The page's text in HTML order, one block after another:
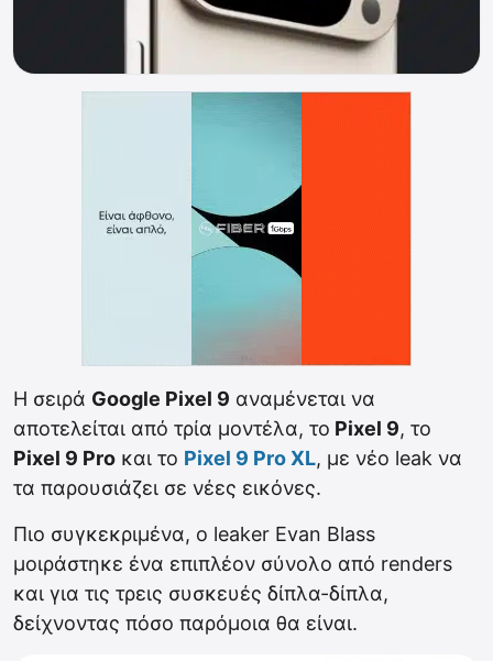
Η σειρά Google Pixel 9 αναμένεται να
αποτελείται από τρία μοντέλα, το Pixel 9, το
Pixel 9 Pro και το Pixel 9 Pro XL, με νέο leak να
τα παρουσιάζει σε νέες εικόνες.
Πιο συγκεκριμένα, ο leaker Evan Blass
μοιράστηκε ένα επιπλέον σύνολο από renders
και για τις τρεις συσκευές δίπλα-δίπλα,
δείχνοντας πόσο παρόμοια θα είναι.